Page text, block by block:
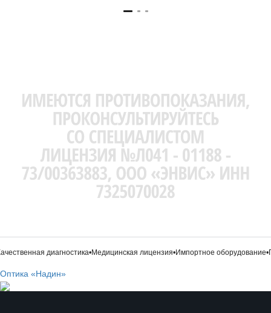
диагностика•Медицинская лицензия•Импортное оборудование•
Оптика «Надин»